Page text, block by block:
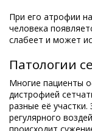
При его атрофии
человека
слабеет и может
Патологии
Многие пациенты
дистрофией
разные её
регулярного